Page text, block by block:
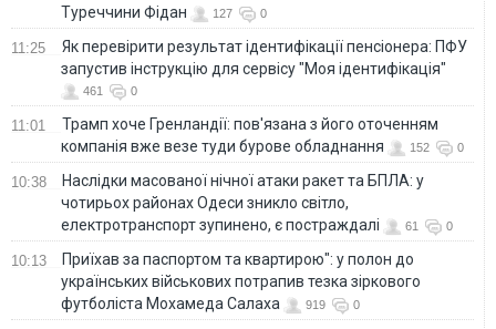
Туреччини Фідан
127 0
11:25
Як перевірити результат ідентифікації пенсіонера: ПФУ
запустив інструкцію для сервісу "Моя ідентифікація"
461 0
11:01
Трамп хоче Гренландії: пов'язана з його оточенням
компанія вже везе туди бурове обладнання
152 0
10:38
Наслідки масованої нічної атаки ракет та БПЛА: у
чотирьох районах Одеси зникло світло,
електротранспорт зупинено, є постраждалі
61 0
10:13
Приїхав за паспортом та квартирою": у полон до
українських військових потрапив тезка зіркового
футболіста Мохамеда Салаха
919 0